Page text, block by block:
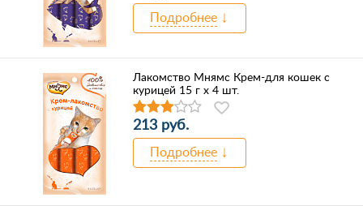
Подробнее
Лакомство Мнямс Крем-для кошек с
курицей 15 г х 4 шт.
213 руб.
Подробнее